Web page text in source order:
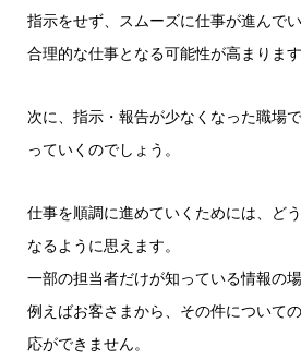
指示をせず、スムーズに仕事が進んで
合理的な仕事となる可能性が高まります
次に、指示・報告が少なくなった職場
っていくのでしょう。
仕事を順調に進めていくためには、ど
なるように思えます。
一部の担当者だけが知っている情報の場
例えばお客さまから、その件について
応ができません。